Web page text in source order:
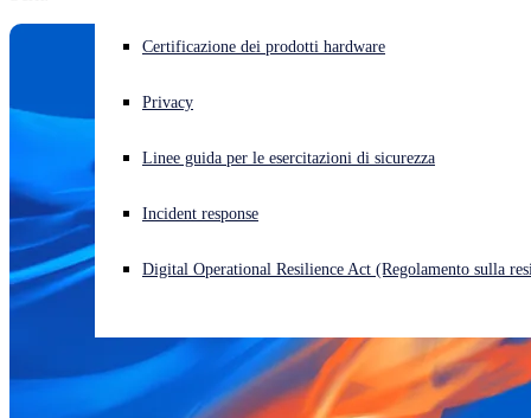
Cyberattacco in corso? Ottieni assistenza immediata
Open language switcher
Certificazione dei prodotti hardware
Privacy
Linee guida per le esercitazioni di sicurezza
Incident response
Digital Operational Resilience Act (Regolamento sulla